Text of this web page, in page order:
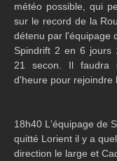
météo possible, qui
sur le record de la
détenu par l'équipage
Spindrift 2 en 6 jours
21 secon. Il faudra
d'heure pour rejoindre
18h40 L'équipage de
quitté Lorient il y a
direction le large et